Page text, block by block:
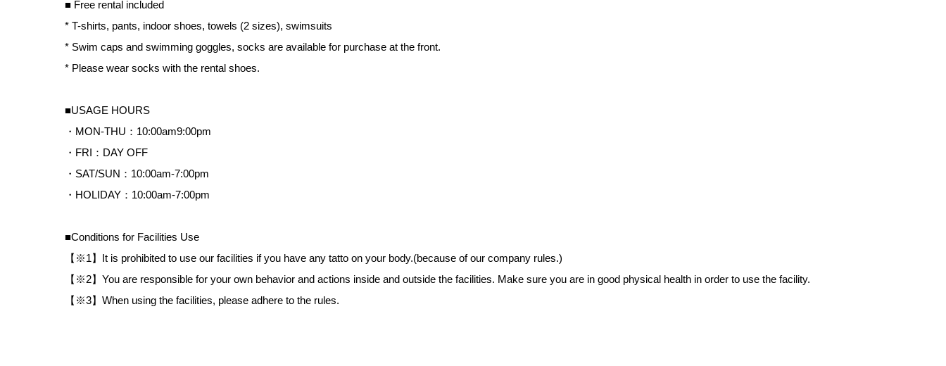
■ Free rental included
* T-shirts, pants, indoor shoes, towels (2 sizes), swimsuits
* Swim caps and swimming goggles, socks are available for purchase at the front.
* Please wear socks with the rental shoes.
■USAGE HOURS
・MON-THU：10:00am9:00pm
・FRI：DAY OFF
・SAT/SUN：10:00am-7:00pm
・HOLIDAY：10:00am-7:00pm
■Conditions for Facilities Use
【※1】It is prohibited to use our facilities if you have any tatto on your body.(because of our company rules.)
【※2】You are responsible for your own behavior and actions inside and outside the facilities. Make sure you are in good physical health in order to use the facility.
【※3】When using the facilities, please adhere to the rules.